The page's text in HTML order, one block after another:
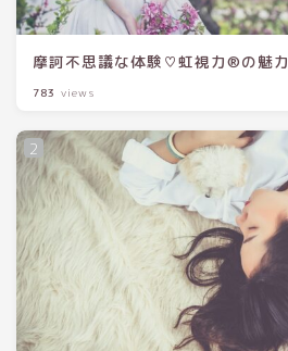
摩訶不思議な体験♡虹視力®の魅力
783 views